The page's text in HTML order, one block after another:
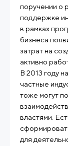
поручении о
поддержке
в рамках
бизнеса
затрат на
активно
В 2013 году
частные
тоже могут
властями.
для